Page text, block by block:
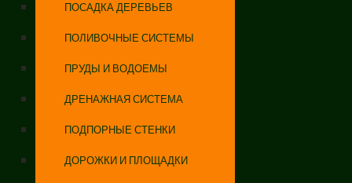
ПОСАДКА ДЕРЕВЬЕВ
ПОЛИВОЧНЫЕ СИСТЕМЫ
ПРУДЫ И ВОДОЕМЫ
ДРЕНАЖНАЯ СИСТЕМА
ПОДПОРНЫЕ СТЕНКИ
ДОРОЖКИ И ПЛОЩАДКИ